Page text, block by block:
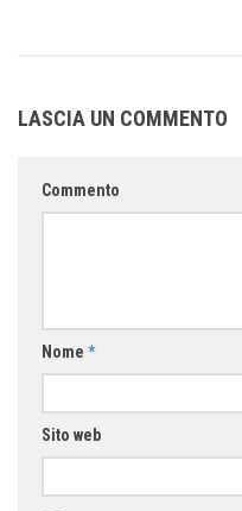
LASCIA UN COMMENTO
Commento
Nome *
Sito web